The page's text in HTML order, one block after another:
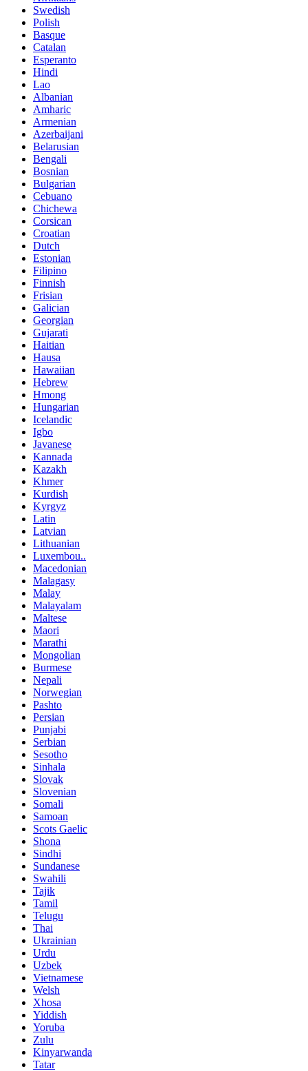
Swedish
Polish
Basque
Catalan
Esperanto
Hindi
Lao
Albanian
Amharic
Armenian
Azerbaijani
Belarusian
Bengali
Bosnian
Bulgarian
Cebuano
Chichewa
Corsican
Croatian
Dutch
Estonian
Filipino
Finnish
Frisian
Galician
Georgian
Gujarati
Haitian
Hausa
Hawaiian
Hebrew
Hmong
Hungarian
Icelandic
Igbo
Javanese
Kannada
Kazakh
Khmer
Kurdish
Kyrgyz
Latin
Latvian
Lithuanian
Luxembou..
Macedonian
Malagasy
Malay
Malayalam
Maltese
Maori
Marathi
Mongolian
Burmese
Nepali
Norwegian
Pashto
Persian
Punjabi
Serbian
Sesotho
Sinhala
Slovak
Slovenian
Somali
Samoan
Scots Gaelic
Shona
Sindhi
Sundanese
Swahili
Tajik
Tamil
Telugu
Thai
Ukrainian
Urdu
Uzbek
Vietnamese
Welsh
Xhosa
Yiddish
Yoruba
Zulu
Kinyarwanda
Tatar